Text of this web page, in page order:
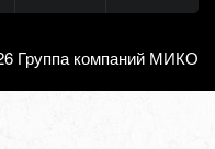
Группа компаний МИКО